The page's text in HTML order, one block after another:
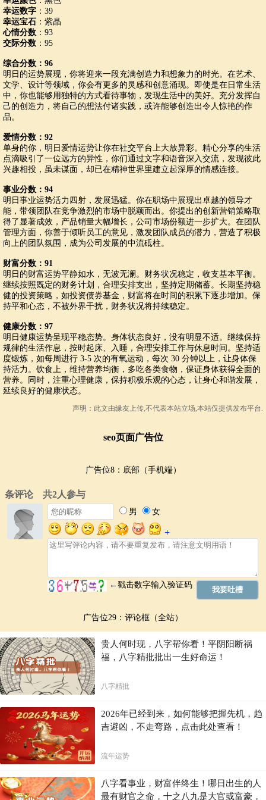
幸运数字 ：39
幸运宝石 ：紫晶
心情分数 ：93
交际分数 ：95
综合分数：96
明日的运势展现，你将迎来一段充满创造力和想象力的时光。在艺术、
文学、设计等领域，你会有更多的灵感和创意涌现。即使是在日常生活
中，你也能够用独特的方式看待事物，发现生活中的美好。充分发挥自
己的创造力，将自己的想法付诸实践，或许能够创造出令人惊艳的作
品。
爱情分数：92
单身的你，明日爱情运势让你在社交平台上大放异彩。精心分享的生活
点滴吸引了一位远方的异性，你们通过文字和语音深入交流，发现彼此
兴趣相投，虽未谋面，却已在精神世界里建立起深厚的情感连接。
事业分数：94
明日事业运势活力四射，发展迅猛。你在职场中展现出卓越的领导才
能，带领团队在竞争激烈的市场中脱颖而出。你提出的创新营销策略取
得了显著成效，产品销量大幅增长，公司市场份额进一步扩大。在团队
管理方面，你善于倾听员工的意见，激发团队成员的潜力，营造了积极
向上的团队氛围，成为公司发展的中流砥柱。
财富分数：91
明日的财富运势平静如水，无波无澜。财务状况稳定，收支基本平衡。
继续按照既定的财务计划，合理安排支出，坚持定期储蓄。长期坚持稳
健的投资策略，如投资债券基金，财富将在时间的积累下逐步增加。保
持平和心态，不被外界干扰，财务状况将持续稳定。
健康分数：97
明日健康运势呈现平稳态势。身体状态良好，没有明显不适。继续保持
规律的生活作息，按时起床、入睡，合理安排工作与休息时间。坚持适
度锻炼，如每周进行 3-5 次的有氧运动，每次 30 分钟以上，让身体保
持活力。饮食上，维持营养均衡，多吃各类食物，保证身体获得全面的
营养。同时，注重心理健康，保持积极乐观的心态，让身心和谐发展，
延续良好的健康状态。
声明：此文由缘友上传,不代表本站立场,本站仅提供发布平台.
seo页面广告位
广告位8：底部（手机端）
广告位29：评论框（全站）
贵人何时现，八字帮你看！平阴阳断祸
福，八字精批批出一生好命运！
八字精批
2026年已经到来，如何能够把握先机，趋
吉避凶，不走弯路，点击此处查看！
流年运势
八字看事业，财富伴终生！哪日出生的人
最有财官之命，十之八九是大官或富豪，